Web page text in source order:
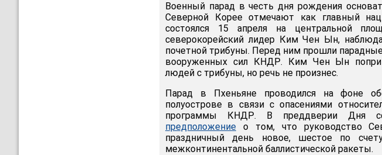
Военный парад в честь дня рождения
Северной Корее отмечают как главный
состоялся 15 апреля на центральной
северокорейский лидер Ким Чен Ын,
почетной трибуны. Перед ним прошли
вооруженных сил КНДР. Ким Чен Ын
людей с трибуны, но речь не произнес.
Парад в Пхеньяне проводился на фоне
полуострове в связи с опасениями
программы КНДР. В преддверии Дня
предположение о том, что руководство
праздничный день новое, шестое по
межконтинентальной баллистической ракеты.